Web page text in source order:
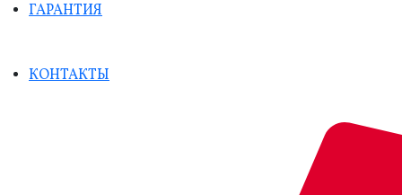
ГАРАНТИЯ
КОНТАКТЫ